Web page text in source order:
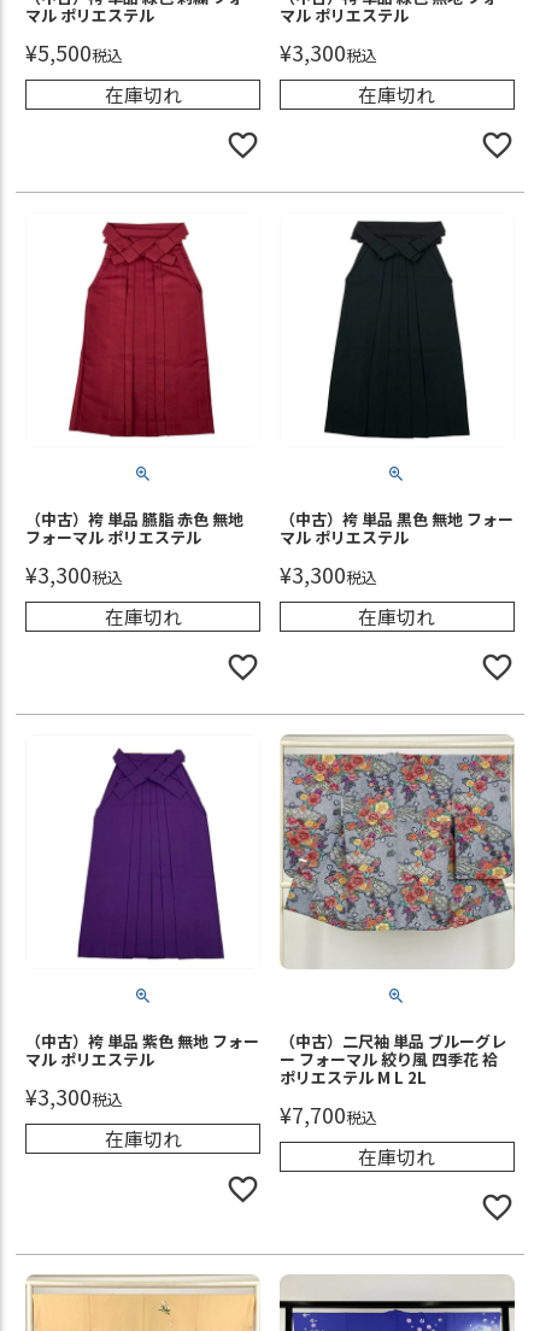
マル ポリエステル
¥5,500税込
在庫切れ
マル ポリエステル
¥3,300税込
在庫切れ
（中古）袴 単品 臙脂 赤色 無地
フォーマル ポリエステル
¥3,300税込
在庫切れ
（中古）袴 単品 黒色 無地 フォー
マル ポリエステル
¥3,300税込
在庫切れ
（中古）袴 単品 紫色 無地 フォー
マル ポリエステル
¥3,300税込
在庫切れ
（中古）二尺袖 単品 ブルーグレ
ー フォーマル 絞り風 四季花 袷
ポリエステル M L 2L
¥7,700税込
在庫切れ